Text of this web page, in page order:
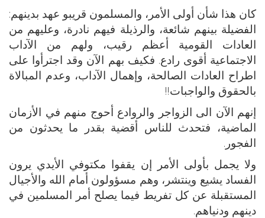
كان هذا شأن أولى الأمر، والمسلمون قريبو عهد بدينهم:
الفضيلة بينهم شائعة، والرذيلة فيهم نادرة، وعليهم من
العادات القومية أعظم رقيب، ولهم من الآداب
الاجتماعية أقوى رادع. فكيف بهم الآن وقد اجترأوا على
اطراح العادات الصالحة، وإهمال الآداب، وعدم المبالاة
بالحقوق والواجبات!!
إنهم الآن الى الزواجر والروادع أحوج منهم في الأزمان
الماضية، فتحدث للناس أقضية بقدر ما يحدثون من
الفجور.
ولا يجمل بأولى الأمر إن يقفوا مكتوفي الأيدي يرون
الفساد يشيع وينتشر، وهم مسؤولون أمام الله والأجيال
المستقبلة عن كل تفريط فيما يصلح أمر المسلمين في
دينهم ودنياهم.